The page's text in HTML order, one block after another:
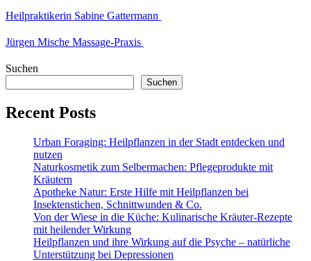
Heilpraktikerin Sabine Gattermann
Jürgen Mische Massage-Praxis
Suchen
Suchen
Recent Posts
Urban Foraging: Heilpflanzen in der Stadt entdecken und
nutzen
Naturkosmetik zum Selbermachen: Pflegeprodukte mit
Kräutern
Apotheke Natur: Erste Hilfe mit Heilpflanzen bei
Insektenstichen, Schnittwunden & Co.
Von der Wiese in die Küche: Kulinarische Kräuter-Rezepte
mit heilender Wirkung
Heilpflanzen und ihre Wirkung auf die Psyche – natürliche
Unterstützung bei Depressionen